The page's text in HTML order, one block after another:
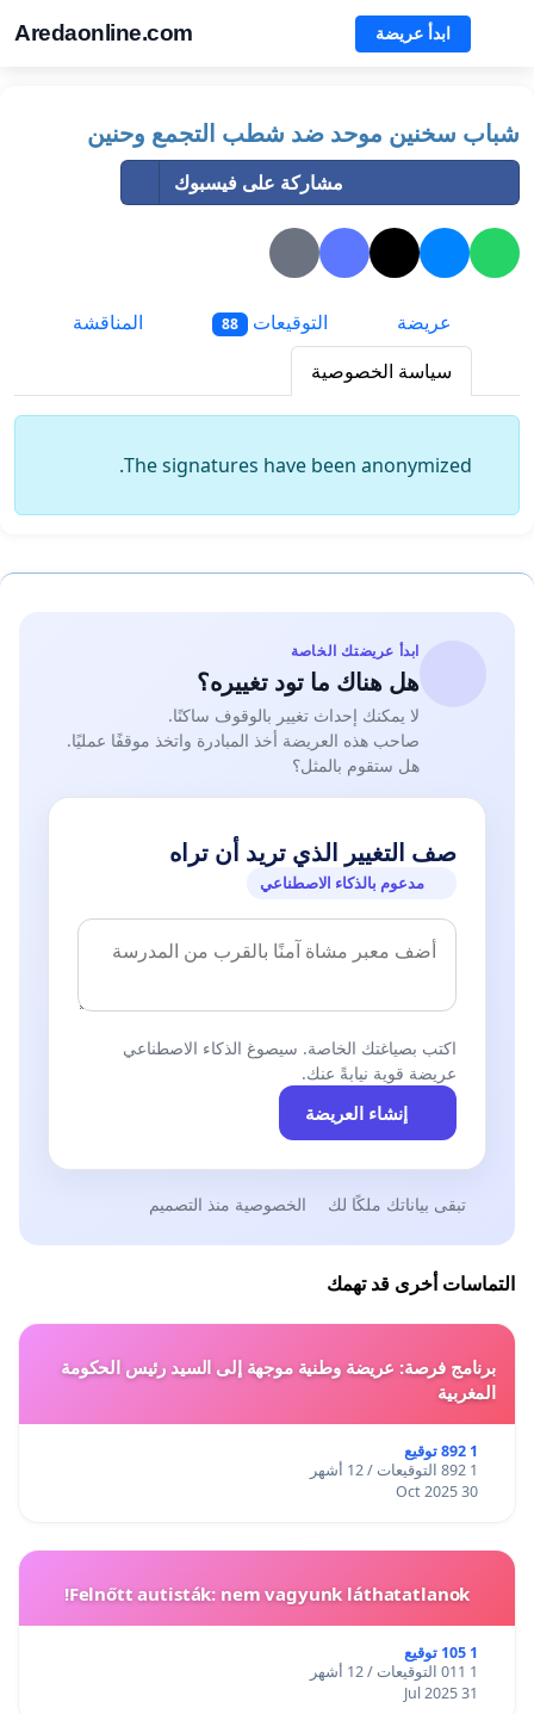
Aredaonline.com ابدأ عريضة
شباب سخنين موحد ضد شطب التجمع وحنين
مشاركة على فيسبوك
عريضة التوقيعات 88
المناقشة
سياسة الخصوصية
The signatures have been anonymized.
ابدأ عريضتك الخاصة
هل هناك ما تود تغييره؟
لا يمكنك إحداث تغيير بالوقوف ساكنًا.
صاحب هذه العريضة أخذ المبادرة واتخذ موقفًا عمليًا.
هل ستقوم بالمثل؟
صف التغيير الذي تريد أن تراه
مدعوم بالذكاء الاصطناعي
اكتب بصياغتك الخاصة. سيصوغ الذكاء الاصطناعي
عريضة قوية نيابةً عنك.
إنشاء العريضة
تبقى بياناتك ملكًا لك الخصوصية منذ التصميم
التماسات أخرى قد تهمك
برنامج فرصة: عريضة وطنية موجهة إلى السيد رئيس الحكومة
المغربية
1 892 توقيع
1 892 التوقيعات / 12 أشهر
30 Oct 2025
Felnőtt autisták: nem vagyunk láthatatlanok!
1 105 توقيع
1 011 التوقيعات / 12 أشهر
31 Jul 2025